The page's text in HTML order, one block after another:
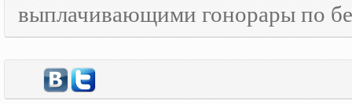
выплачивающими гонорары по